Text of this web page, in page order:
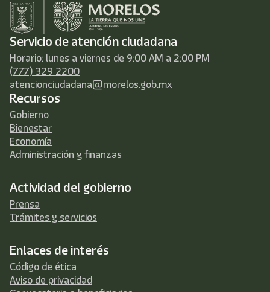
Servicio de atención ciudadana
Horario: lunes a viernes de 9:00 AM a 2:00 PM
(777) 329 2200
atencionciudadana@morelos.gob.mx
Recursos
Gobierno
Bienestar
Economía
Administración y finanzas
Actividad del gobierno
Prensa
Trámites y servicios
Enlaces de interés
Código de ética
Aviso de privacidad